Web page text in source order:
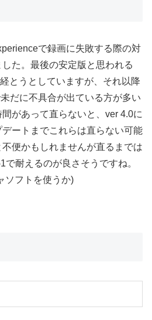
で録画に失敗する際の対
た。最後の安定版と思われる
とうとしていますが、それ以降
だに不具合が出ている方が多い
があって直らないと、ver 4.0に
ートまでこれらは直らない可能
便かもしれませんが直るまでは
で耐えるのが良さそうですね。
ソフトを使うか)